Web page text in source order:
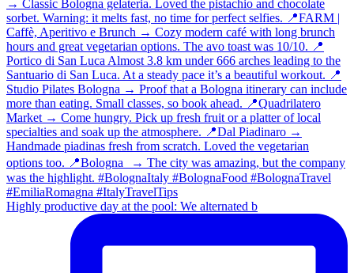
Highly productive day at the pool: We alternated b